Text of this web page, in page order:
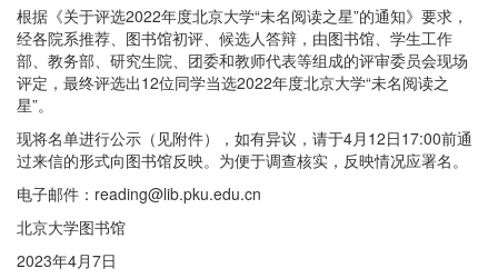
根据《关于评选2022年度北京大学“未名阅读之星”的通知》要求，
经各院系推荐、图书馆初评、候选人答辩，由图书馆、学生工作
部、教务部、研究生院、团委和教师代表等组成的评审委员会现场
评定，最终评选出12位同学当选2022年度北京大学“未名阅读之
星”。
现将名单进行公示（见附件），如有异议，请于4月12日17:00前通
过来信的形式向图书馆反映。为便于调查核实，反映情况应署名。
电子邮件：reading@lib.pku.edu.cn
北京大学图书馆
2023年4月7日